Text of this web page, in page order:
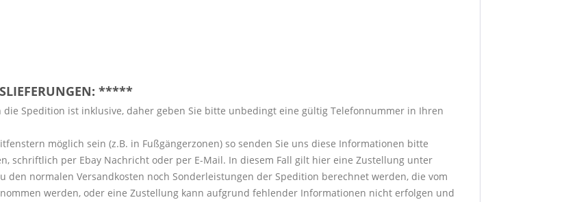
*****
Spedition ist inklusive, daher geben Sie bitte unbedingt eine gültig Telefonnummer in Ihren
möglich sein (z.B. in Fußgängerzonen) so senden Sie uns diese Informationen bitte
schriftlich per Ebay Nachricht oder per E-Mail. In diesem Fall gilt hier eine Zustellung unter
den normalen Versandkosten noch Sonderleistungen der Spedition berechnet werden, die vom
werden, oder eine Zustellung kann aufgrund fehlender Informationen nicht erfolgen und